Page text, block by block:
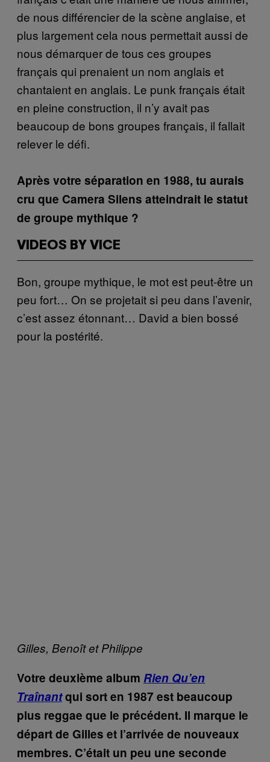
de nous différencier de la scène anglaise, et
plus largement cela nous permettait aussi de
nous démarquer de tous ces groupes
français qui prenaient un nom anglais et
chantaient en anglais. Le punk français était
en pleine construction, il n’y avait pas
beaucoup de bons groupes français, il fallait
relever le défi.
Après votre séparation en 1988, tu aurais
cru que Camera Silens atteindrait le statut
de groupe mythique ?
VIDEOS BY VICE
Bon, groupe mythique, le mot est peut-être un
peu fort… On se projetait si peu dans l’avenir,
c’est assez étonnant… David a bien bossé
pour la postérité.
Gilles, Benoît et Philippe
Votre deuxième album Rien Qu’en
Traînantqui sort en 1987 est beaucoup
plus reggae que le précédent. Il marque le
départ de Gilles et l’arrivée de nouveaux
membres. C’était un peu une seconde